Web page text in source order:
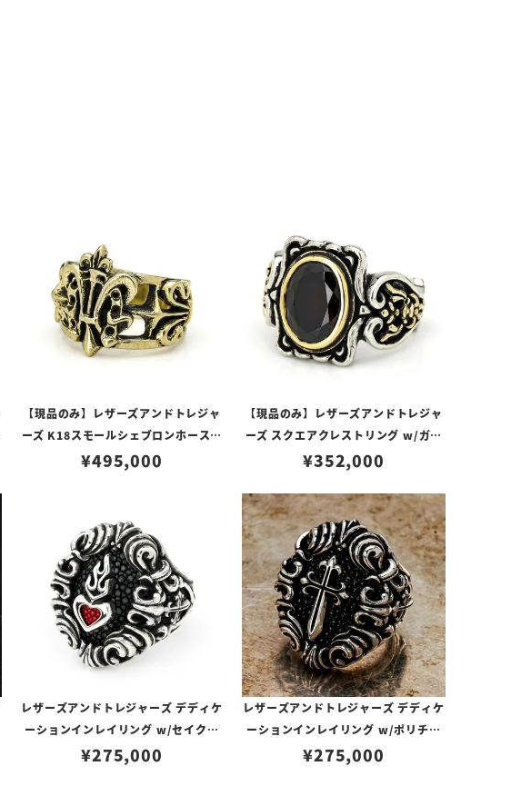
【現品のみ】レザーズアンドトレジャ
ーズ K18スモールシェブロンホースシ
ューリング【リングサイズ13号】
¥495,000
【現品のみ】レザーズアンドトレジャ
ーズ スクエアクレストリング w/ガー
ネット w/K18ベゼル＆サイド【リン
¥352,000
レザーズアンドトレジャーズ デディケ
ーションインレイリング w/セイクリ
ードハート w/サンディッドスティン
¥275,000
レザーズアンドトレジャーズ デディケ
ーションインレイリング w/ポリチー
ノクロス w/スティングレイ（ブラッ
¥275,000